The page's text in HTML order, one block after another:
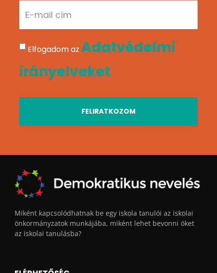
Elfogadom az Adatvédelmi
irányelveket
FELIRATKOZOM
Miként kapcsolódhatnak be egy iskola tanulói az iskolai
önkormányzatok munkájába, miként lehet bevonni öket
az iskolai tanulásba?